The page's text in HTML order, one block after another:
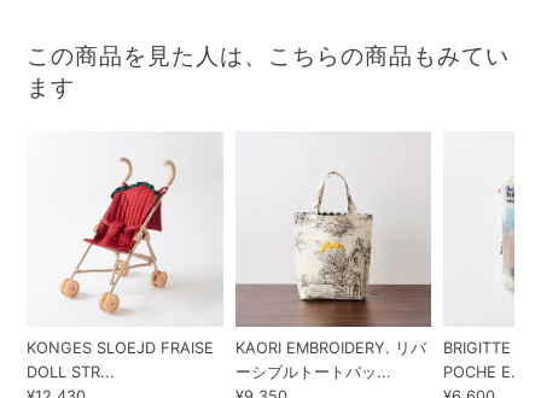
この商品を見た人は、こちらの商品もみてい
ます
KONGES SLOEJD FRAISE
DOLL STR...
KAORI EMBROIDERY. リバ
ーシブルトートバッ...
BRIGITTE
POCHE E...